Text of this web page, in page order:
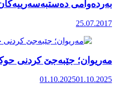
بەردەوامی
25.07.2017
مەریوان؛ جێبەجێ کردنی
01.10.202501.10.2025